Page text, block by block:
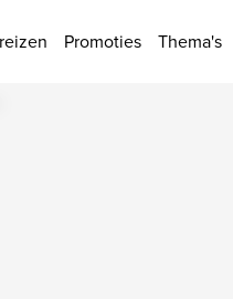
Promoties Thema's